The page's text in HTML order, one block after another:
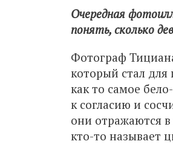
Очередная
понять, сколько
Фотограф
который стал
как то самое
к согласию и
они отражаются
кто-то называет